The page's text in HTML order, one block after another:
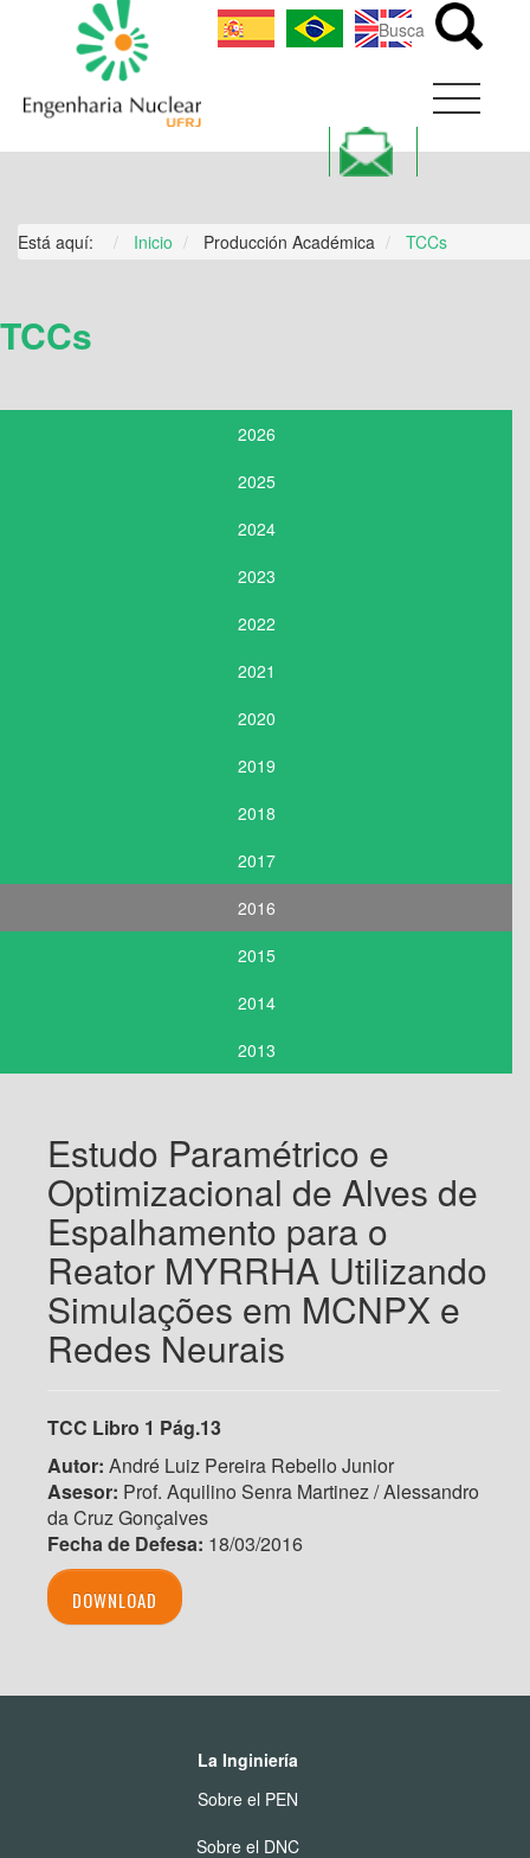
CONTEÚDO
Está aquí: Inicio Producción Académica TCCs
TCCs
2026
2025
2024
2023
2022
2021
2020
2019
2018
2017
2016
2015
2014
2013
Estudo Paramétrico e
Optimizacional de Alves de
Espalhamento para o
Reator MYRRHA Utilizando
Simulações em MCNPX e
Redes Neurais
TCC Libro 1 Pág.13
Autor: André Luiz Pereira Rebello Junior
Asesor: Prof. Aquilino Senra Martinez / Alessandro
da Cruz Gonçalves
Fecha de Defesa: 18/03/2016
DOWNLOAD
La Inginiería
Sobre el PEN
Sobre el DNC